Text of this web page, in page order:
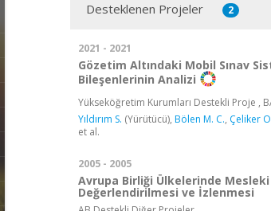
Desteklenen Projeler 2
2021 - 2021
Gözetim Altındaki Mobil Sınav
Bileşenlerinin Analizi
Yükseköğretim Kurumları Destekli Proje ,
Yıldırım S. (Yürütücü), Bölen M. C., Çeliker
et al.
2005 - 2005
Avrupa Birliği Ülkelerinde
Değerlendirilmesi ve İzlenmesi